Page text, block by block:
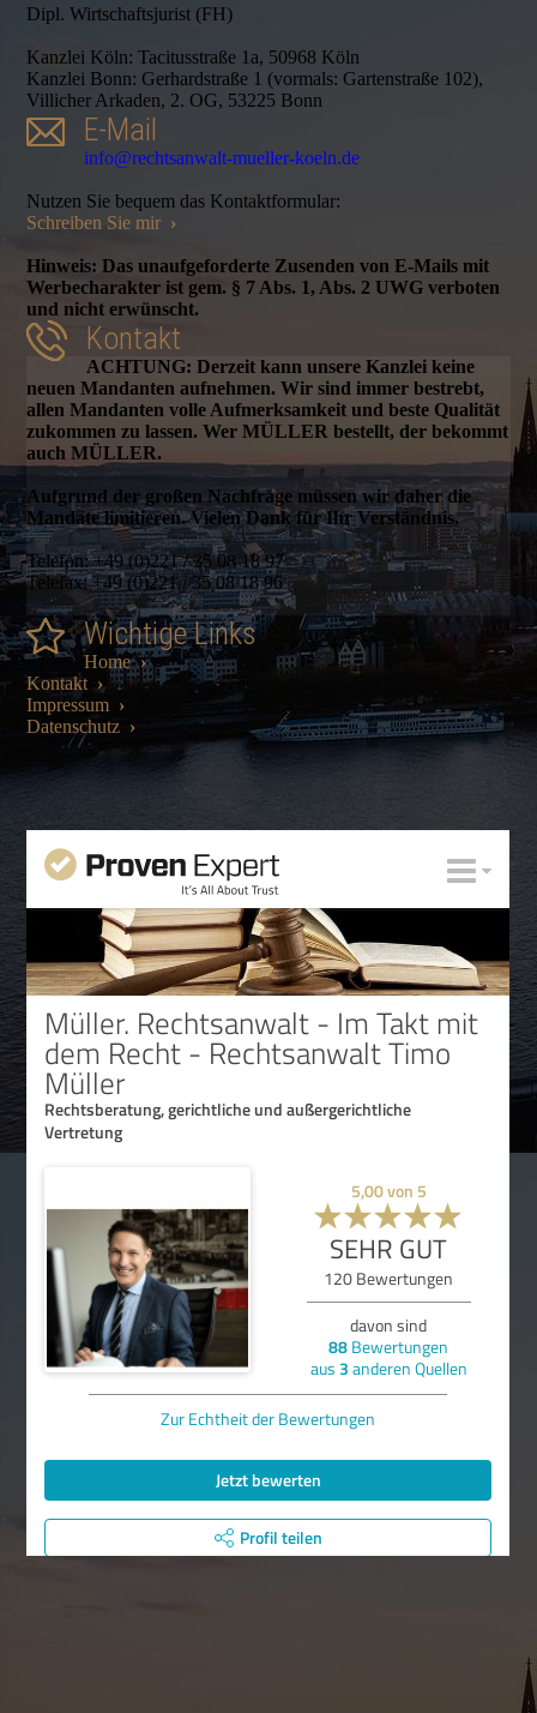
Dipl. Wirtschaftsjurist (FH)
Kanzlei Köln: Tacitusstraße 1a, 50968 Köln
Kanzlei Bonn: Gerhardstraße 1 (vormals: Gartenstraße 102),
Villicher Arkaden, 2. OG, 53225 Bonn
E-Mail
info@rechtsanwalt-mueller-koeln.de
Nutzen Sie bequem das Kontaktformular:
Schreiben Sie mir ›
Hinweis: Das unaufgeforderte Zusenden von E-Mails mit
Werbecharakter ist gem. § 7 Abs. 1, Abs. 2 UWG verboten
und nicht erwünscht.
Kontakt
ACHTUNG: Derzeit kann unsere Kanzlei keine
neuen Mandanten aufnehmen. Wir sind immer bestrebt,
allen Mandanten volle Aufmerksamkeit und beste Qualität
zukommen zu lassen. Wer MÜLLER bestellt, der bekommt
auch MÜLLER.
Aufgrund der großen Nachfrage müssen wir daher die
Mandate limitieren. Vielen Dank für Ihr Verständnis.
Telefon: +49 (0)221 / 35 08 18 97
Telefax: +49 (0)221 / 35 08 18 96
Wichtige Links
Home ›
Kontakt ›
Impressum ›
Datenschutz ›